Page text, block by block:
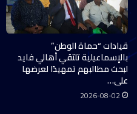
قيادات “حماة الوطن”
بالإسماعيلية تلتقي أهالي فايد
لبحث مطالبهم تمهيدًا لعرضها
على…
2026-08-02